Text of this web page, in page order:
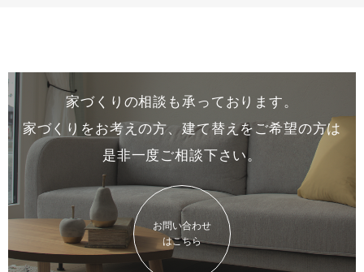
家づくりの相談も承っております。
家づくりをお考えの方、建て替えをご希望の方は
是非一度 ご相談下さい。
お問い合わせ
はこちら